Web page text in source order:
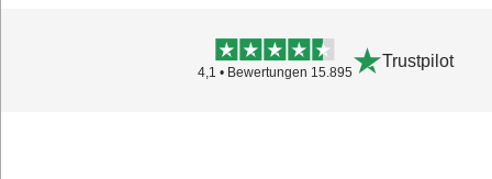
4,1 • Bewertungen 15.895
Trustpilot